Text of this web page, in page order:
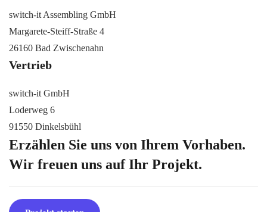
switch-it Assembling GmbH
Margarete-Steiff-Straße 4
26160 Bad Zwischenahn
Vertrieb
switch-it GmbH
Loderweg 6
91550 Dinkelsbühl
Erzählen Sie uns von Ihrem Vorhaben.
Wir freuen uns auf Ihr Projekt.